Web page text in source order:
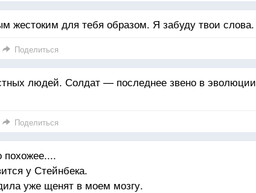
жестоким для тебя образом. Я забуду твои слова.
Поделиться
людей. Солдат — последнее звено в эволюции
Поделиться
похожее....
у Стейнбека.
уже щенят в моем мозгу.